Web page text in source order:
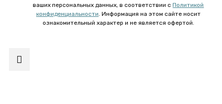
ваших персональных данных, в соответствии сПолитикой
конфиденциальности. Информация на этом сайте носит
ознакомительный характер и не является офертой.